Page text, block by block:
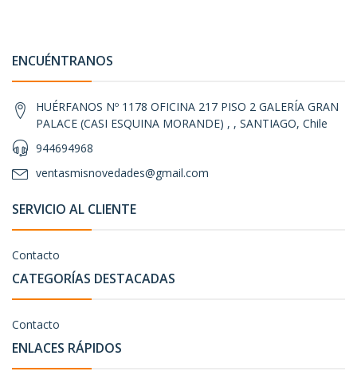
ENCUÉNTRANOS
HUÉRFANOS Nº 1178 OFICINA 217 PISO 2 GALERÍA GRAN
PALACE (CASI ESQUINA MORANDE) , , SANTIAGO, Chile
944694968
ventasmisnovedades@gmail.com
SERVICIO AL CLIENTE
Contacto
CATEGORÍAS DESTACADAS
Contacto
ENLACES RÁPIDOS